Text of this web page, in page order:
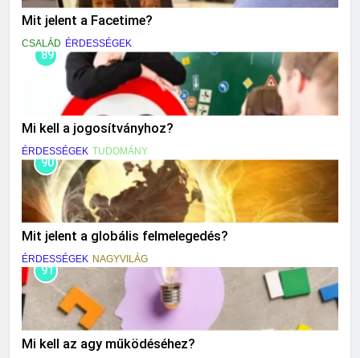
Mit jelent a Facetime?
CSALÁD ÉRDESSÉGEK
89
Mi kell a jogosítványhoz?
ÉRDESSÉGEK TUDOMÁNY
90
Mit jelent a globális felmelegedés?
ÉRDESSÉGEK NAGYVILÁG
91
Mi kell az agy működéséhez?